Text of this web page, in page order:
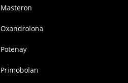
Masteron
Oxandrolona
Potenay
Primobolan